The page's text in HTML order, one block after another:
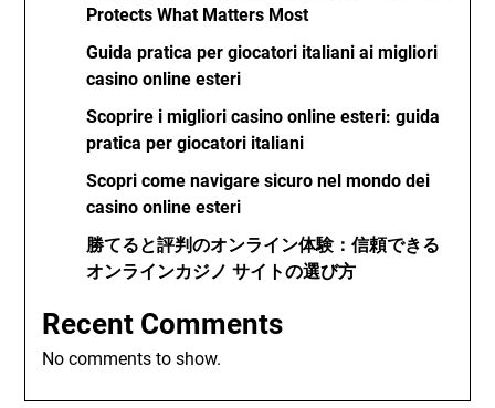
Protects What Matters Most
Guida pratica per giocatori italiani ai migliori
casino online esteri
Scoprire i migliori casino online esteri: guida
pratica per giocatori italiani
Scopri come navigare sicuro nel mondo dei
casino online esteri
勝てると評判のオンライン体験：信頼できる
オンラインカジノ サイトの選び方
Recent Comments
No comments to show.